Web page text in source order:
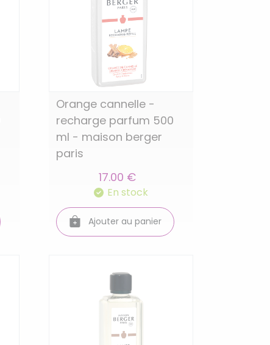
Orange cannelle -
recharge parfum 500
ml - maison berger
paris
17.00 €
En stock
Ajouter au panier